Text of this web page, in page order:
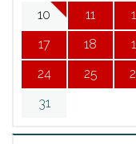
10
11
17
18
24
25
31